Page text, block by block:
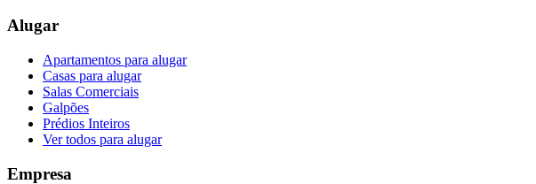
Alugar
Apartamentos para alugar
Casas para alugar
Salas Comerciais
Galpões
Prédios Inteiros
Ver todos para alugar
Empresa